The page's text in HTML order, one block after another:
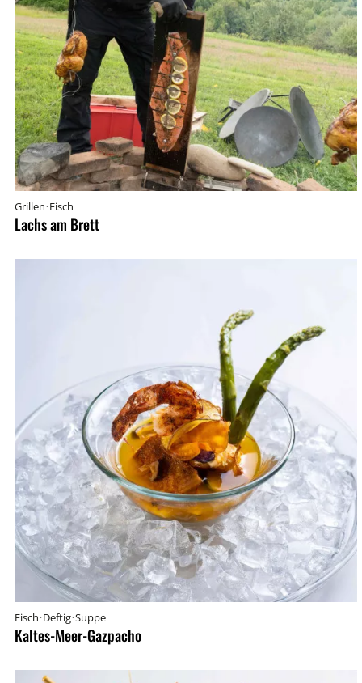
Grillen·Fisch
Lachs am Brett
Fisch·Deftig·Suppe
Kaltes-Meer-Gazpacho